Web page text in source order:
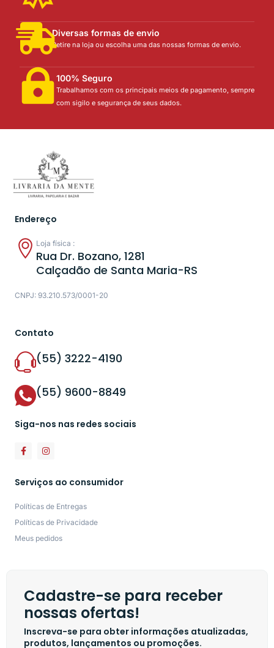
Diversas formas de envio
Retire na loja ou escolha uma das nossas formas de envio.
100% Seguro
Trabalhamos com os principais meios de pagamento, sempre
com sigilo e segurança de seus dados.
Endereço
Loja física :
Rua Dr. Bozano, 1281
Calçadão de Santa Maria-RS
CNPJ: 93.210.573/0001-20
Contato
(55) 3222-4190
(55) 9600-8849
Siga-nos nas redes sociais
Serviços ao consumidor
Políticas de Entregas
Políticas de Privacidade
Meus pedidos
Cadastre-se para receber
nossas ofertas!
Inscreva-se para obter informações atualizadas,
produtos, lançamentos ou promoções.